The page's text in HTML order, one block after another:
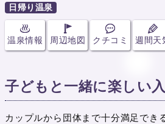
日帰り温泉
温泉情報 周辺地図 クチコミ 週間天
子どもと一緒に楽しい
カップルから団体まで十分満足でき